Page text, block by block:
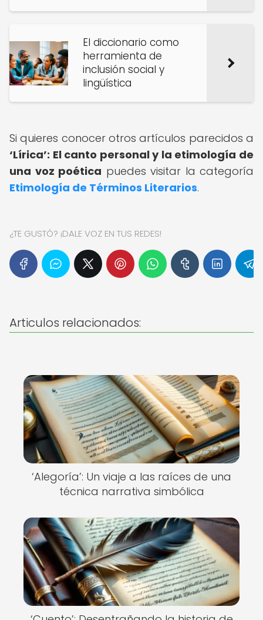
El diccionario como
herramienta de
inclusión social y
lingüística
Si quieres conocer otros artículos parecidos a
‘Lírica’: El canto personal y la etimología de
una voz poética puedes visitar la categoría
Etimología de Términos Literarios.
¿TE GUSTÓ? ¡DALE VOZ EN TUS REDES!
Articulos relacionados:
‘Alegoría’: Un viaje a las raíces de una
técnica narrativa simbólica